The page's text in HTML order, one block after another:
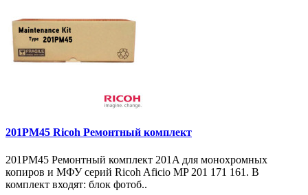
201PM45 Ricoh Ремонтный комплект
201PM45 Ремонтный комплект 201A для монохромных
копиров и МФУ серий Ricoh Aficio MP 201 171 161. В
комплект входят: блок фотоб..